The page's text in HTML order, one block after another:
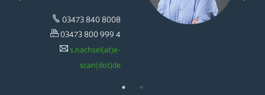
03473 840 8008
03473 800 999 4
s.​nachsel(at)e-
scan(dot)de